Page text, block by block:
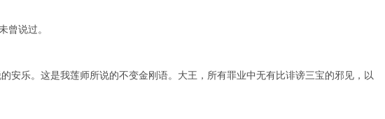
说过。
乐。这是我莲师所说的不变金刚语。大王，所有罪业中无有比诽谤三宝的邪见，以